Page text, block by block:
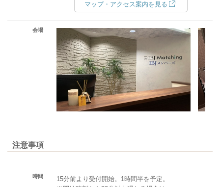
マップ・アクセス案内を見る
会場
注意事項
時間
15分前より受付開始。1時間半を予定。